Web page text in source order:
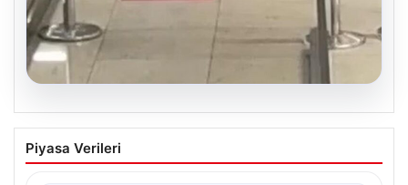
2 Yaşındaki Bebeğin Hayatını Kurtaran
Havalimanı Personeline Ödül
Piyasa Verileri